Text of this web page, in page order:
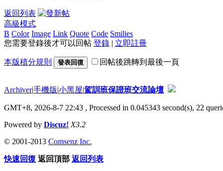
返回列表
高級模式
B Color Image Link Quote Code Smilies
您需要登錄後才可以回帖 登錄 | 立即註冊
本版積分規則 發表回復 回帖後跳轉到最後一頁
Archiver|手機版|小黑屋|駕訓班保證班交流論壇
GMT+8, 2026-8-7 22:43 , Processed in 0.045343 second(s), 22
Powered by Discuz! X3.2
© 2001-2013 Comsenz Inc.
快速回復 返回頂部 返回列表